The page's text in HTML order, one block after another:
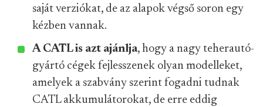
saját verziókat, de az alapok végső soron egy
kézben vannak.
A CATL is azt ajánlja, hogy a nagy teherautó-
gyártó cégek fejlesszenek olyan modelleket,
amelyek a szabvány szerint fogadni tudnak
CATL akkumulátorokat, de erre eddig